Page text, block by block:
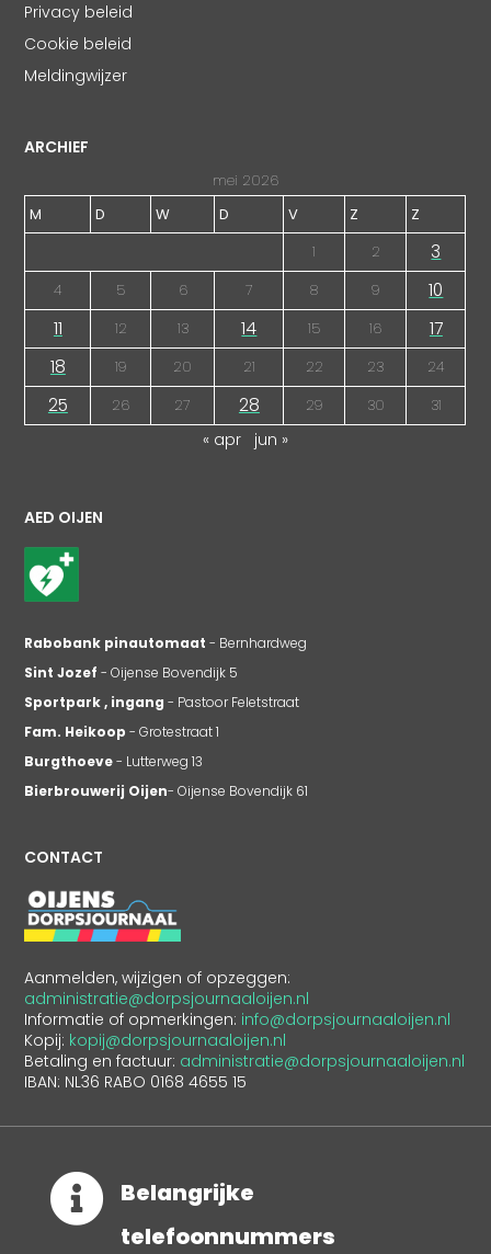
Privacy beleid
Cookie beleid
Meldingwijzer
ARCHIEF
mei 2026
M
D W D V Z
Z
1
2 3
4 5 6 7 8 9
10
11
12 13 14 15 16
17
18
19 20 21 22 23 24
25 26 27 28 29 30 31
« apr jun »
AED OIJEN
Rabobank pinautomaat - Bernhardweg
Sint Jozef - Oijense Bovendijk 5
Sportpark , ingang - Pastoor Feletstraat
Fam. Heikoop - Grotestraat 1
Burgthoeve- Lutterweg 13
Bierbrouwerij Oijen- Oijense Bovendijk 61
CONTACT
Aanmelden, wijzigen of opzeggen:
administratie@dorpsjournaaloijen.nl
Informatie of opmerkingen: info@dorpsjournaaloijen.nl
Kopij: kopij@dorpsjournaaloijen.nl
Betaling en factuur: administratie@dorpsjournaaloijen.nl
IBAN: NL36 RABO 0168 4655 15

Belangrijke
telefoonnummers